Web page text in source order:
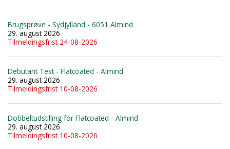
Brugsprøve - Sydjylland - 6051 Almind
29. august 2026
Tilmeldingsfrist 24-08-2026
Debutant Test - Flatcoated - Almind
29. august 2026
Tilmeldingsfrist 10-08-2026
Dobbeltudstilling for Flatcoated - Almind
29. august 2026
Tilmeldingsfrist 10-08-2026